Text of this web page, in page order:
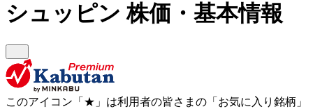
シュッピン株価・基本情報
このアイコン 「★」 は利用者の皆さまの 「お気に入り銘柄」